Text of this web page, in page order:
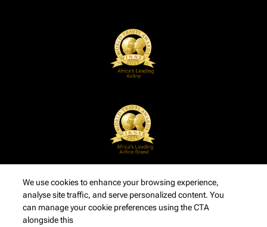
We use cookies to enhance your browsing experience,
analyse site traffic, and serve personalized content. You
can manage your cookie preferences using the CTA
alongside this